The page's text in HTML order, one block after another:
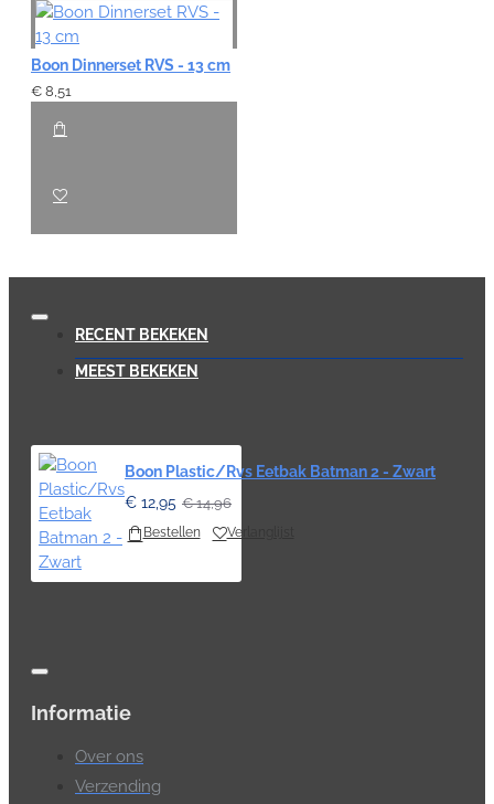
Boon Dinnerset RVS - 13 cm
€ 8,51
RECENT BEKEKEN
MEEST BEKEKEN
Boon Plastic/Rvs Eetbak Batman 2 - Zwart
€ 12,95 € 14,96
Bestellen Verlanglijst
Informatie
Over ons
Verzending